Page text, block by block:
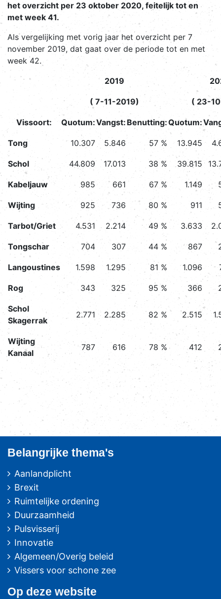
het overzicht per 23 oktober 2020, feitelijk tot en
met week 41.
Als vergelijking met vorig jaar het overzicht per 7
november 2019, dat gaat over de periode tot en met
week 42.
2019
( 7-11-2019) ( 23-
Vissoort: Quotum:Vangst: Benutting:Quotum:
Tong 10.307 5.846 57 % 13.945
Schol 44.809 17.013 38 % 39.815
Kabeljauw 985 661 67 % 1.149
Wijting 925 736 80 % 911
Tarbot/Griet 4.531 2.214 49 % 3.633
Tongschar 704 307 44 % 867
Langoustines 1.598 1.295 81 % 1.096
Rog 343 325 95 % 366
Schol
Skagerrak
2.771 2.285 82 % 2.515
Wijting
Kanaal
787 616 78 % 412
Belangrijke thema's
Aanlandplicht
Brexit
Ruimtelijke ordening
Duurzaamheid
Pulsvisserij
Innovatie
Algemeen/Overig beleid
Vissers voor schone zee
Op deze website